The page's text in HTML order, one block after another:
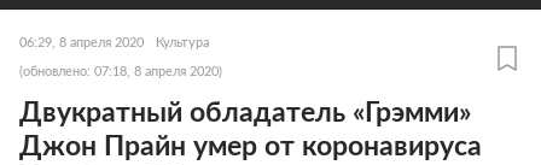
06:29, 8 апреля 2020 Культура
(обновлено: 07:18, 8 апреля 2020)
Двукратный обладатель «Грэмми»
Джон Прайн умер от коронавируса